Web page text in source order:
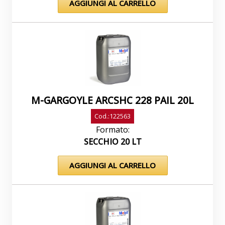
I lubrificanti Mobil Gargoyle Arctic SHC Serie
200 offrono le seguenti prerogative e
potenziali benefici: Prerogative Vantaggi e
Potenziali BeneficiElevato spessore del film di
lubrificante in presenza di refrigerante Miglior
protezione del compressore per una
maggiore durata e maggiore tenuta
fermate non programmateEccellente stabilità
termica ossidativa Lunga durata dell’olio e
riduzione della frequenza degli intervalli di
cambio carica e della manutenzione
ordinariaRidotta formazione di lacche e
depositiBassa volatilità La viscosità rimane
stabile, ridotto consumo di olioElevato indice
Eccellente fluidità a bassa temperatura,
nessun deposito ceroso, ed una migliore
AGGIUNGI AL CARRELLO
M-GARGOYLE ARCSHC 228 PAIL 20L
Cod.:122563
Formato:
SECCHIO 20 LT
AGGIUNGI AL CARRELLO